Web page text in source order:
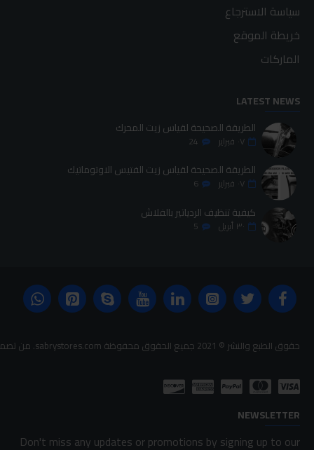
سياسة الاسترجاع
خريطة الموقع
الماركات
LATEST NEWS
الطريقة الصحيحة لقياس زيت المحرك
٠٧ فبراير 24
الطريقة الصحيحة لقياس زيت الفتيس الاوتوماتيك
٠٧ فبراير 6
كيفية تنظيف الردياتير بالفلاش
٣٠ أبريل 5
حقوق الطبع والنشر © 2021 جميع الحقوق محفوظة sabrystores.com. من تصميم-
NEWSLETTER
Don't miss any updates or promotions by signing up to our